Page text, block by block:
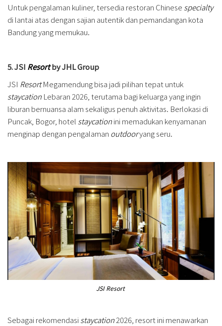
Untuk pengalaman kuliner, tersedia restoran Chinese specialty
di lantai atas dengan sajian autentik dan pemandangan kota
Bandung yang memukau.
5. JSI Resortby JHL Group
JSI ResortMegamendung bisa jadi pilihan tepat untuk
staycation Lebaran 2026, terutama bagi keluarga yang ingin
liburan bernuansa alam sekaligus penuh aktivitas. Berlokasi di
Puncak, Bogor, hotel staycationini memadukan kenyamanan
menginap dengan pengalaman outdooryang seru.
JSI Resort
Sebagai rekomendasi staycation2026, resort ini menawarkan